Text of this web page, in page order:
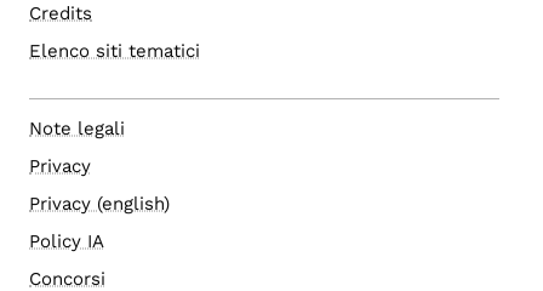
Credits
Elenco siti tematici
Note legali
Privacy
Privacy (english)
Policy IA
Concorsi